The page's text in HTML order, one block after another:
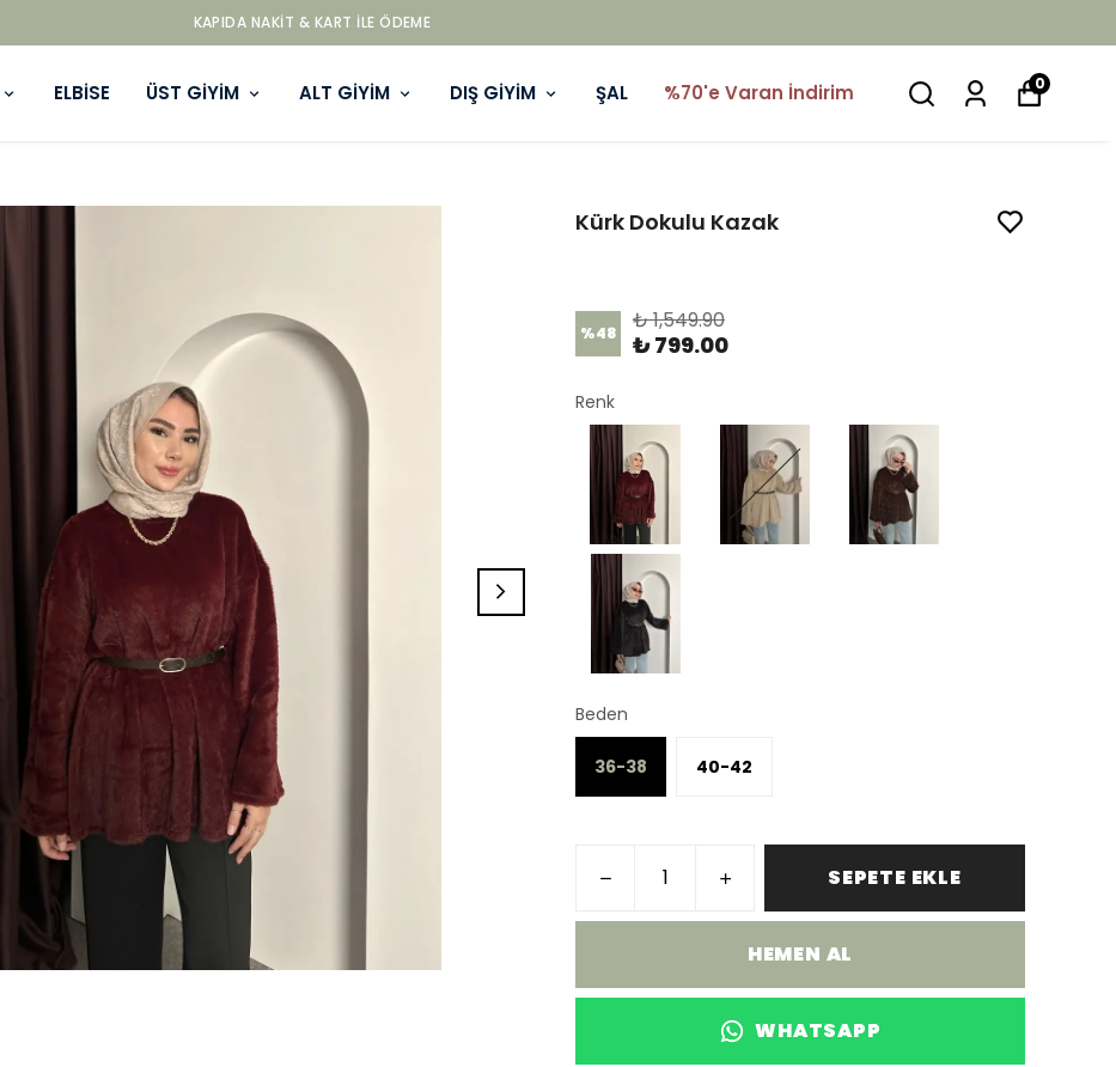
KAPIDA NAKIT & KART ILE ÖDEME
ELBİSE ÜST GİYİM ALT GİYİM DIŞ GİYİM ŞAL %70'e Varan İndirim 0
Kürk Dokulu Kazak
%48 ₺ 1,549.90
₺ 799.00
Renk
Beden
36-38 40-42
SEPETE EKLE
HEMEN AL
WHATSAPP